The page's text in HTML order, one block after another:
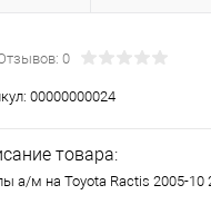
0
00000000024
товара:
а/м на Toyota Ractis 2005-10